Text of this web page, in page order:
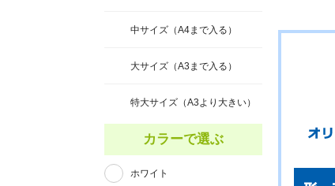
中サイズ（A4まで入る）
大サイズ（A3まで入る）
特大サイズ（A3より大きい）
カラーで選ぶ
ホワイト